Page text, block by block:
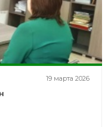
19 марта 2026